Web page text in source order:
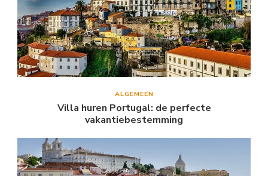
ALGEMEEN
Villa huren Portugal: de perfecte
vakantiebestemming